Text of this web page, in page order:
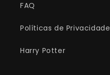
FAQ
Políticas de Privacidade
Harry Potter